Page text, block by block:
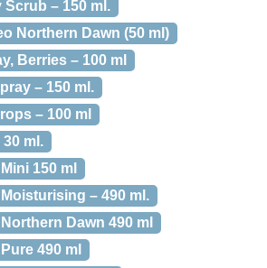
Scrub – 150 ml.
Northern Dawn (50 ml)
Berries – 100 ml
– 150 ml.
– 100 ml
30 ml.
150 ml
– 490 ml.
Dawn 490 ml
490 ml